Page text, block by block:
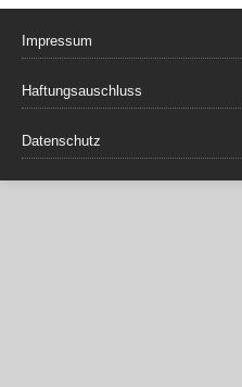
Impressum
Haftungsauschluss
Datenschutz